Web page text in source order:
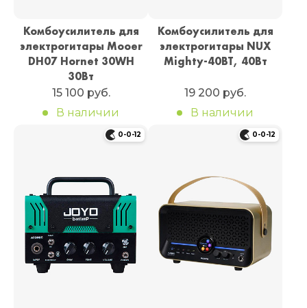
Комбоусилитель для
электрогитары Mooer
DH07 Hornet 30WH
30Вт
15 100 руб.
В наличии
Комбоусилитель для
электрогитары NUX
Mighty-40BT, 40Вт
19 200 руб.
В наличии
0-0-12 0-0-12